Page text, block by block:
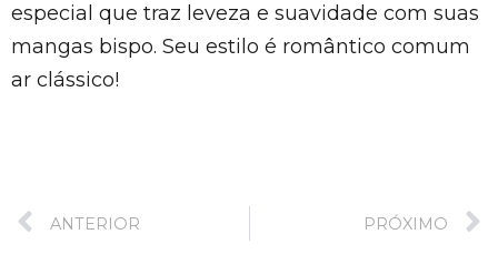
especial que traz leveza e suavidade com suas
mangas bispo. Seu estilo é romântico comum
ar clássico!
ANTERIOR PRÓXIMO